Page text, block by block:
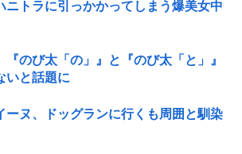
ニトラに引っかかってしまう爆美女中
『のび太「の」』と『のび太「と」』
いと話題に
ーヌ、ドッグランに行くも周囲と馴染